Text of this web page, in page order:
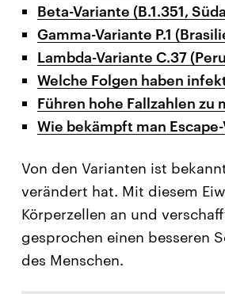
Beta-Variante (B.1.351,
Gamma-Variante P.1
Lambda-Variante C.37
Welche Folgen haben
Führen hohe Fallzahlen
Wie bekämpft man
Von den Varianten ist
verändert hat. Mit diesem
Körperzellen an und
gesprochen einen besseren
des Menschen.